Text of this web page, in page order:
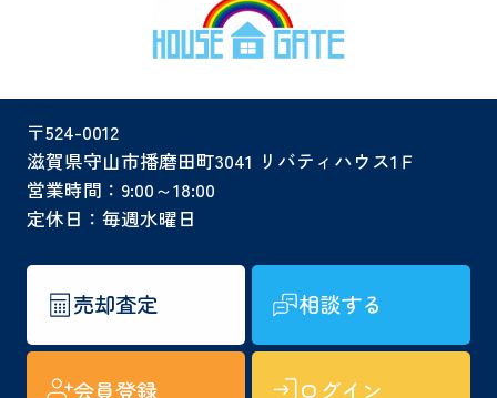
〒524-0012
滋賀県守山市播磨田町3041 リバティハウス1Ｆ
営業時間：9:00～18:00
定休日：毎週水曜日
売却査定 相談する
会員登録 ログイン